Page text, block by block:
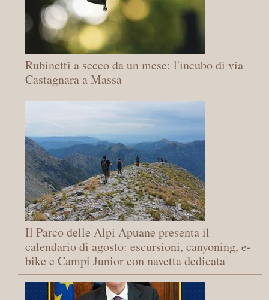
Rubinetti a secco da un mese: l'incubo di via
Castagnara a Massa
Il Parco delle Alpi Apuane presenta il
calendario di agosto: escursioni, canyoning, e-
bike e Campi Junior con navetta dedicata